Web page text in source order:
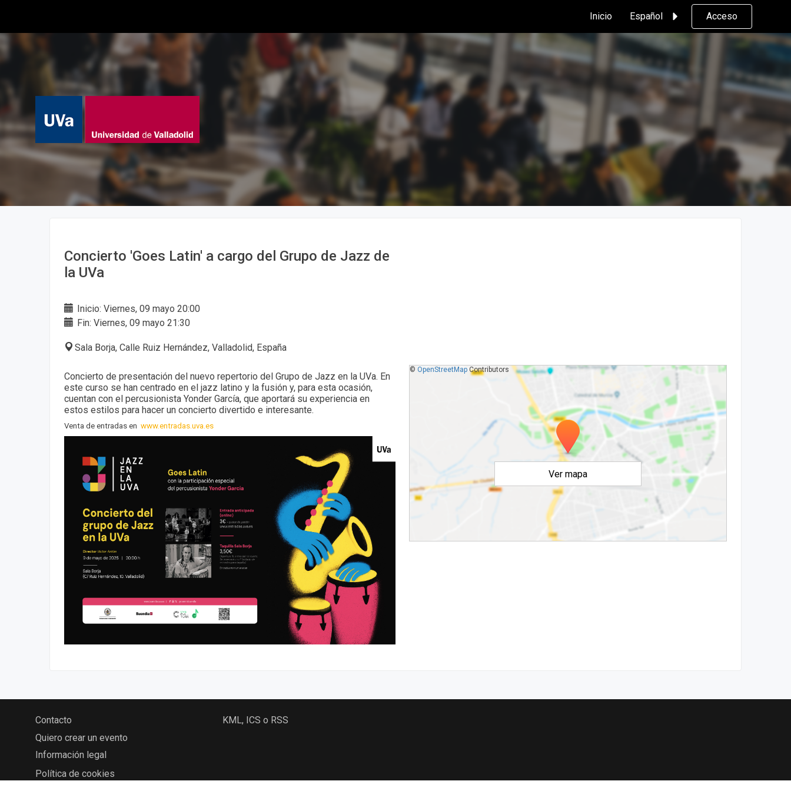
Inicio Español Acceso
Concierto 'Goes Latin' a cargo del Grupo de Jazz de
la UVa
Inicio: Viernes, 09 mayo 20:00
Fin: Viernes, 09 mayo 21:30
Sala Borja, Calle Ruiz Hernández, Valladolid, España
Concierto de presentación del nuevo repertorio del Grupo de Jazz en la UVa. En
este curso se han centrado en el jazz latino y la fusión y, para esta ocasión,
cuentan con el percusionista Yonder García, que aportará su experiencia en
estos estilos para hacer un concierto divertido e interesante.
Venta de entradas en www.entradas.uva.es
Ver mapa
© OpenStreetMapContributors
Contacto
Quiero crear un evento
Información legal
Política de cookies
KML, ICS o RSS